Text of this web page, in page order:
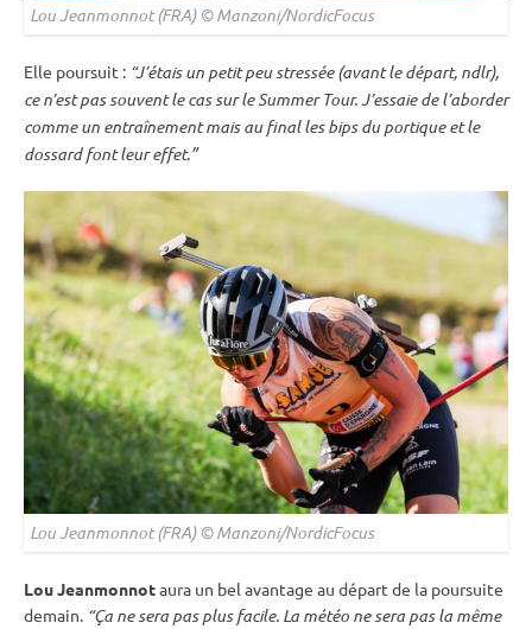
Lou Jeanmonnot (FRA) © Manzoni/NordicFocus
Elle poursuit : “J’étais un petit peu stressée (avant le départ, ndlr),
ce n’est pas souvent le cas sur le Summer Tour. J’essaie de l’aborder
comme un entraînement mais au final les bips du portique et le
dossard font leur effet.”
Lou Jeanmonnot (FRA) © Manzoni/NordicFocus
Lou Jeanmonnotaura un bel avantage au départ de la poursuite
demain. “Ça ne sera pas plus facile. La météo ne sera pas la même